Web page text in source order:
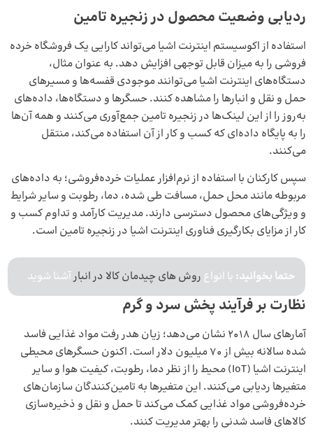
ردیابی وضعیت محصول در زنجیره تامین
استفاده از اکوسیستم اینترنت اشیا می‌تواند کارایی یک فروشگاه خرده
فروشی را به میزان قابل توجهی افزایش دهد. به عنوان مثال،
دستگاه‌های اینترنت اشیا می‌توانند موجودی قفسه‌ها و مسیرهای
حمل و نقل و انبارها را مشاهده کنند. حسگرها و دستگاه‌ها، داده‌های
به‌روز را از این لینک‌ها در زنجیره تامین جمع‌آوری می‌کنند و همه آن‌ها
را به پایگاه داده‌ای که کسب و کار از آن استفاده می‌کند، منتقل
می‌کنند.
سپس کارکنان با استفاده از نرم‌افزار عملیات خرده‌فروشی؛ به داده‌های
مربوطه مانند محل حمل، مسافت طی شده، دما، رطوبت و سایر شرایط
و ویژگی‌های محصول دسترسی دارند. مدیریت کارآمد و تداوم کسب و
کار از مزایای بکارگیری فناوری اینترنت اشیا در زنجیره تامین است.
حتما بخوانید: با انواع روش های چیدمان کالا در انبار آشنا شوید
نظارت بر فرآیند پخش سرد و گرم
آمارهای سال 2018 نشان می‌دهد؛ زیان هدر رفت مواد غذایی فاسد
شده سالانه بیش از 70 میلیون دلار است. اکنون حسگرهای محیطی
اینترنت اشیا (IoT) محیط را از نظر دما، رطوبت، کیفیت هوا و سایر
متغیرها ردیابی می‌کنند. این متغیر‌ها به تامین‌کنندگان سازمان‌های
خرده‌فروشی مواد غذایی کمک می‌کند تا حمل و نقل و ذخیره‌سازی
کالاهای فاسد شدنی را بهتر مدیریت کنند.